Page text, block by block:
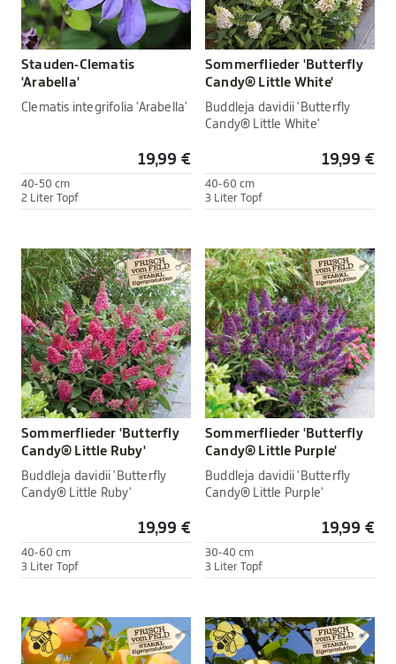
Stauden-Clematis
'Arabella'
Clematis integrifolia 'Arabella'
19,99 €
40-50 cm
2 Liter Topf
Sommerflieder 'Butterfly
Candy® Little White'
Buddleja davidii 'Butterfly
Candy® Little White'
19,99 €
40-60 cm
3 Liter Topf
Sommerflieder 'Butterfly
Candy® Little Ruby'
Buddleja davidii 'Butterfly
Candy® Little Ruby'
19,99 €
40-60 cm
3 Liter Topf
Sommerflieder 'Butterfly
Candy® Little Purple'
Buddleja davidii 'Butterfly
Candy® Little Purple'
19,99 €
30-40 cm
3 Liter Topf